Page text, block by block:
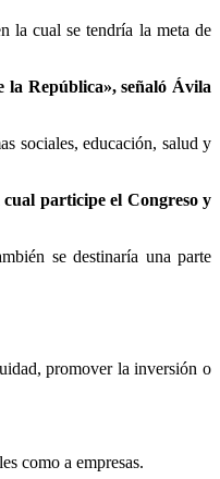
la cual se tendría la meta de
la República», señaló Ávila
sociales, educación, salud y
cual participe el Congreso y
se destinaría una parte
promover la inversión o
como a empresas.